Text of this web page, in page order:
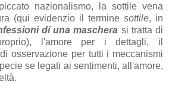
nazionalismo, la sottile vena
(qui evidenzio il termine sottile, in
di una maschera si tratta di
l'amore per i dettagli, il
osservazione per tutti i meccanismi
se legati ai sentimenti, all'amore,